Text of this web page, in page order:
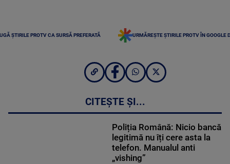
ȘTIRILE PROTV CA SURSĂ PREFERATĂ URMĂREȘTE ȘTIRILE PROTV ÎN GOOGLE
CITEȘTE ȘI...
Poliția Română: Nicio bancă
legitimă nu îți cere asta la
telefon. Manualul anti
„vishing”